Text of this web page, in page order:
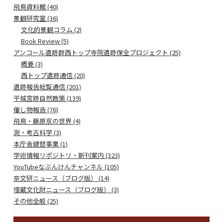
飛鳥資料館 (40)
景観研究室 (36)
文化的景観コラム (2)
Book Review (5)
アンコール遺跡群西トップ寺院遺跡保全プロジェクト (25)
概要 (3)
西トップ遺跡通信 (20)
遺跡報告総覧通信 (201)
平城宮跡自然散策 (139)
催し物報告 (76)
飛鳥・藤原京の世界 (4)
測・考古科学 (3)
本庁舎建替事業 (1)
学術情報リポジトリ・新刊案内 (323)
YouTubeなぶんけんチャンネル (105)
奈文研ニュース（ブログ版） (14)
埋蔵文化財ニュース（ブログ版） (3)
その他全般 (25)